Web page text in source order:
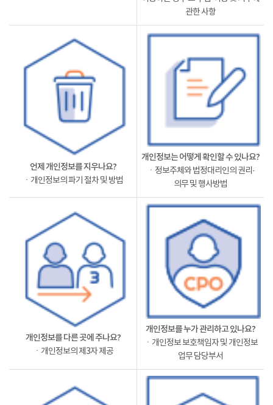
관한 사항
언제 개인정보를 지우나요?
ㆍ개인정보의 파기 절차 및 방법
개인정보는 어떻게 확인할 수 있나요?
ㆍ정보주체와 법정대리인의 권리·
의무 및 행사방법
개인정보를 다른 곳에 주나요?
ㆍ개인정보의 제3자 제공
개인정보를 누가 관리하고 있나요?
ㆍ개인정보 보호책임자 및 개인정보
업무 담당부서